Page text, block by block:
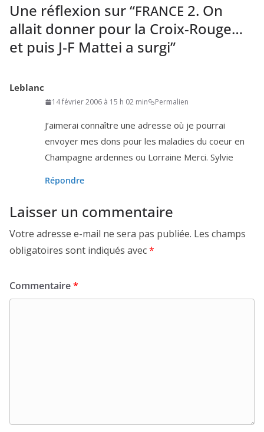
Une réflexion sur “FRANCE 2. On
allait donner pour la Croix-Rouge…
et puis J‑F Mattei a surgi”
Leblanc
14 février 2006 à 15 h 02 min Permalien
J’aimerai connaître une adresse où je pour­rai
envoyer mes dons pour les mala­dies du coeur en
Champagne ardennes ou Lorraine Merci. Sylvie
Répondre
Laisser un commentaire
Votre adresse e-mail ne sera pas publiée. Les champs
obligatoires sont indiqués avec*
Commentaire*